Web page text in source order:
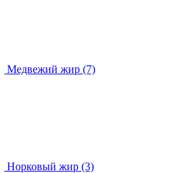
Медвежий жир (7)
Норковый жир (3)